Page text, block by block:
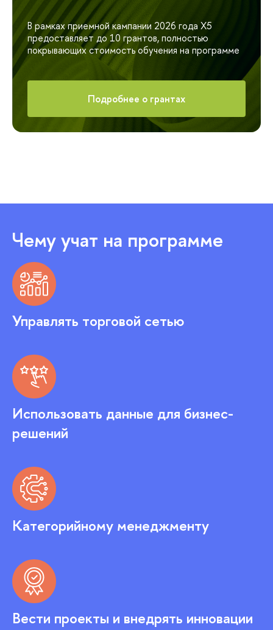
В рамках приемной кампании 2026 года Х5
предоставляет до 10 грантов, полностью
покрывающих стоимость обучения на программе
Подробнее о грантах
Чему учат на программе
Управлять торговой сетью
Использовать данные для бизнес-
решений
Категорийному менеджменту
Вести проекты и внедрять инновации